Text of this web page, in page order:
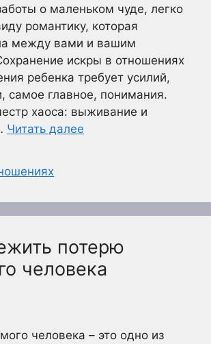
о маленьком чуде, легко
романтику, которая
между вами и вашим
искры в отношениях
ребенка требует усилий,
самое главное, понимания.
хаоса: выживание и
Читать далее
потерю
человека
человека – это одно из